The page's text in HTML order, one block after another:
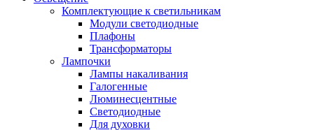
Комплектующие к светильникам
Модули светодиодные
Плафоны
Трансформаторы
Лампочки
Лампы накаливания
Галогенные
Люминесцентные
Светодиодные
Для духовки